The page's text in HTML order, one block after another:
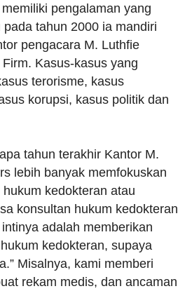
pengalaman yang
tahun 2000 ia mandiri
pengacara M. Luthfie
Kasus-kasus yang
terorisme, kasus
korupsi, kasus politik dan
tahun terakhir Kantor M.
lebih banyak memfokuskan
kedokteran atau
konsultan hukum kedokteran
adalah memberikan
kedokteran, supaya
Misalnya, kami memberi
rekam medis, dan ancaman